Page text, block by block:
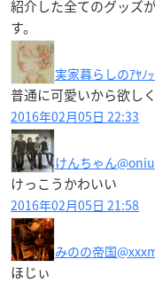
紹介した全てのグッズが
す。
実家暮らしのｱﾔﾉ
普通に可愛いから欲し
2016年02月05日 22:33
けんちゃん
けっこうかわいい
2016年02月05日 21:58
みのの帝国
ほじぃ